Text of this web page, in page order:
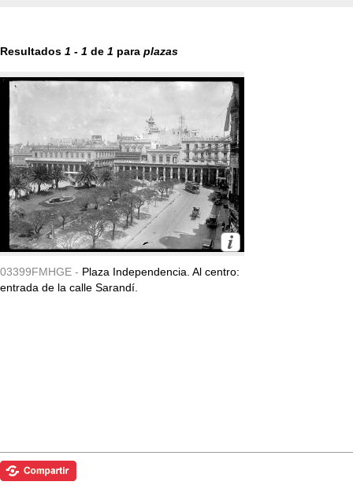
Resultados 1 - 1 de 1 para plazas
03399FMHGE - Plaza Independencia. Al centro:
entrada de la calle Sarandí.